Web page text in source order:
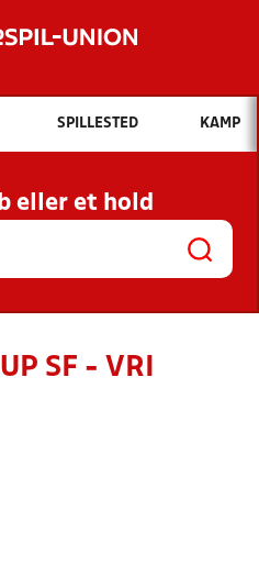
Hvad vil du søge efter?
INDHOLD OG NYHEDER
KLUBBER OG
SPILLESTED KAMP
eller et hold
SF - VRI